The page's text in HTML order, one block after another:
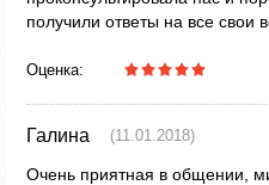
получили ответы на все свои
Оценка:
Галина (11.01.2018)
Очень приятная в общении,